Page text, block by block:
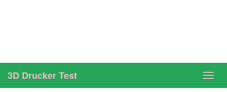
3D Drucker Test